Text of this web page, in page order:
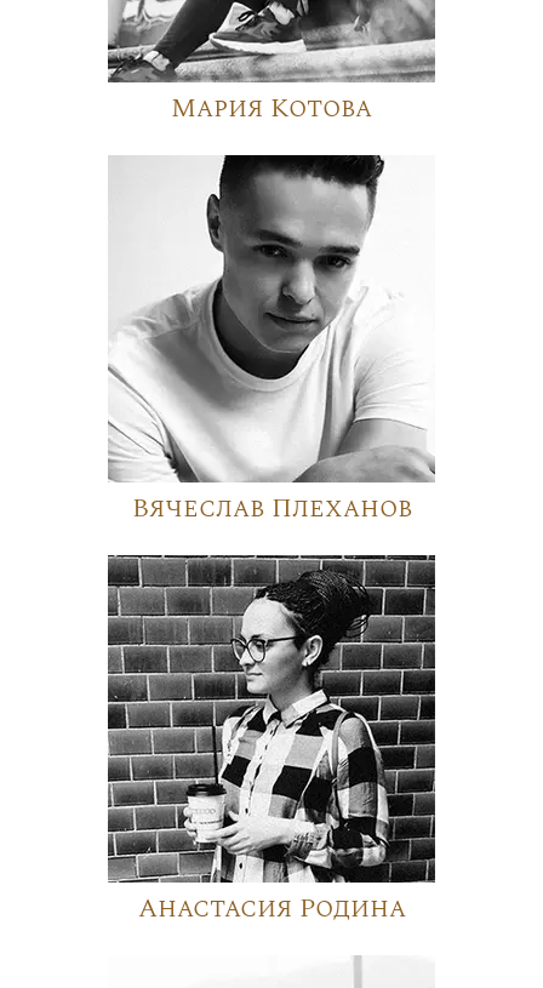
Мария Котова
Вячеслав Плеханов
Анастасия Родина